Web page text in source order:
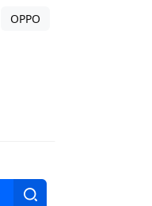
OPPO